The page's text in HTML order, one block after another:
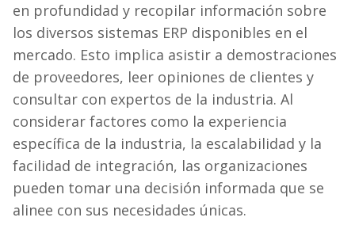
en profundidad y recopilar información sobre
los diversos sistemas ERP disponibles en el
mercado. Esto implica asistir a demostraciones
de proveedores, leer opiniones de clientes y
consultar con expertos de la industria. Al
considerar factores como la experiencia
específica de la industria, la escalabilidad y la
facilidad de integración, las organizaciones
pueden tomar una decisión informada que se
alinee con sus necesidades únicas.